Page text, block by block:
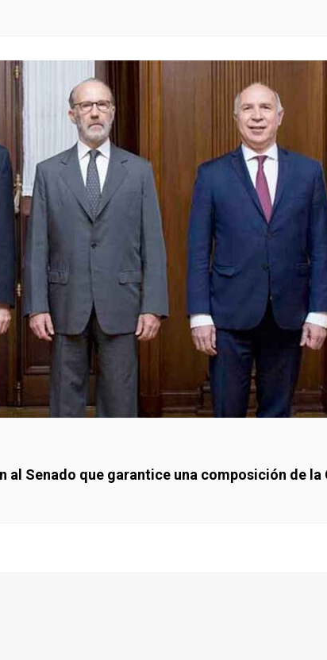
Senado que garantice una composición de